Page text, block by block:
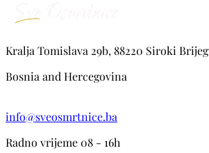
Kralja Tomislava 29b, 88220 Siroki Brijeg
Bosnia and Hercegovina
info@sveosmrtnice.ba
Radno vrijeme 08 - 16h